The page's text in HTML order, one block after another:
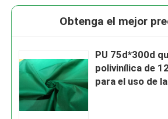
Obtenga el mejor
PU 75d*300d
polivinílica de
para el uso de